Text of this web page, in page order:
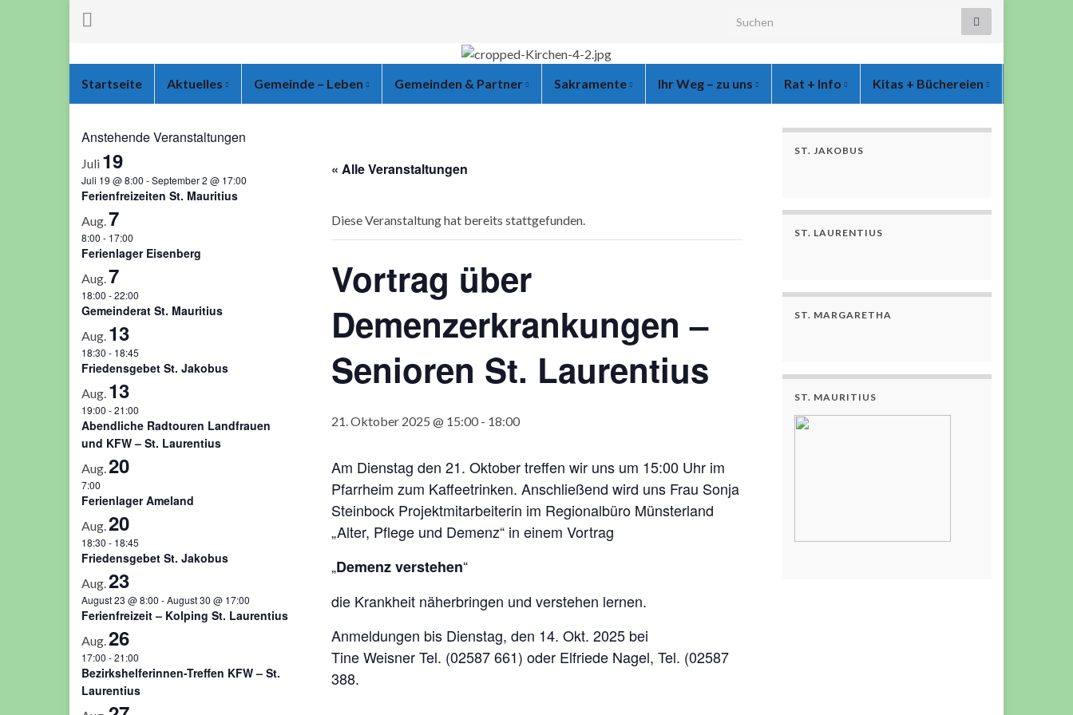
Search for:
Startseite Aktuelles Gemeinde – Leben Gemeinden & Partner Sakramente Ihr Weg – zu uns Rat + Info Kitas + Büchereien
Anstehende Veranstaltungen
Juli 19
Juli 19 @ 8:00 -September 2 @ 17:00
Ferienfreizeiten St. Mauritius
Aug.7
8:00 - 17:00
Ferienlager Eisenberg
Aug.7
18:00 -22:00
Gemeinderat St. Mauritius
Aug. 13
18:30 - 18:45
Friedensgebet St. Jakobus
Aug. 13
19:00 -21:00
Abendliche Radtouren Landfrauen
und KFW – St. Laurentius
Aug.20
7:00
Ferienlager Ameland
Aug.20
18:30 - 18:45
Friedensgebet St. Jakobus
Aug.23
August 23 @ 8:00 -August 30 @ 17:00
Ferienfreizeit – Kolping St. Laurentius
Aug.26
17:00 -21:00
Bezirkshelferinnen-Treffen KFW – St.
Laurentius
« Alle Veranstaltungen
Diese Veranstaltung hat bereits stattgefunden.
Vortrag über
Demenzerkrankungen –
Senioren St. Laurentius
21. Oktober 2025 @ 15:00- 18:00
Am Dienstag den 21. Oktober treffen wir uns um 15:00 Uhr im
Pfarrheim zum Kaffeetrinken. Anschließend wird uns Frau Sonja
Steinbock Projektmitarbeiterin im Regionalbüro Münsterland
„Alter, Pflege und Demenz“ in einem Vortrag
„Demenz verstehen“
die Krankheit näherbringen und verstehen lernen.
Anmeldungen bis Dienstag, den 14. Okt. 2025 bei
Tine Weisner Tel. (02587 661) oder Elfriede Nagel, Tel. (02587
388.
ST. JAKOBUS
ST. LAURENTIUS
ST. MARGARETHA
ST. MAURITIUS